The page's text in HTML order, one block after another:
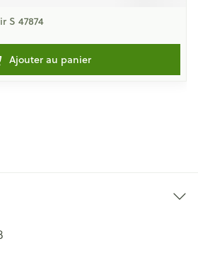
S 47874
Ajouter au panier